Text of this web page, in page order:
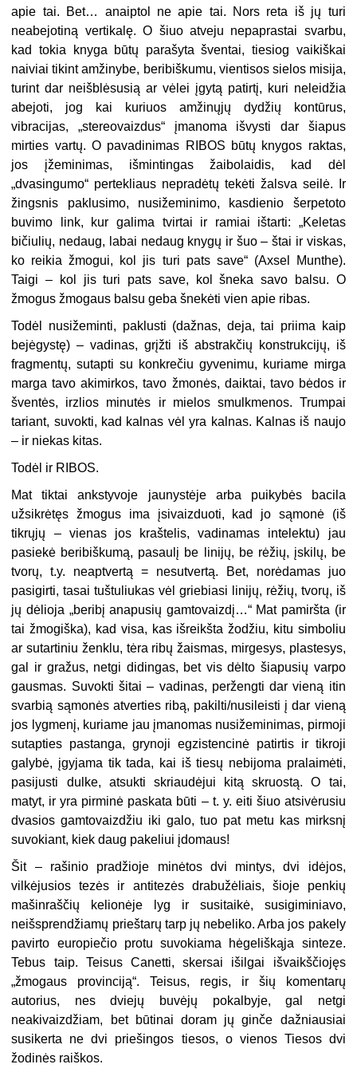
apie tai. Bet… anaiptol ne apie tai. Nors reta iš jų turi
neabejotiną vertikalę. O šiuo atveju nepaprastai svarbu,
kad tokia knyga būtų parašyta šventai, tiesiog vaikiškai
naiviai tikint amžinybe, beribiškumu, vientisos sielos misija,
turint dar neišblėsusią ar vėlei įgytą patirtį, kuri neleidžia
abejoti, jog kai kuriuos amžinųjų dydžių kontūrus,
vibracijas, „stereovaizdus“ įmanoma išvysti dar šiapus
mirties vartų. O pavadinimas RIBOS būtų knygos raktas,
jos įžeminimas, išmintingas žaibolaidis, kad dėl
„dvasingumo“ pertekliaus nepradėtų tekėti žalsva seilė. Ir
žingsnis paklusimo, nusižeminimo, kasdienio šerpetoto
buvimo link, kur galima tvirtai ir ramiai ištarti: „Keletas
bičiulių, nedaug, labai nedaug knygų ir šuo – štai ir viskas,
ko reikia žmogui, kol jis turi pats save“ (Axsel Munthe).
Taigi – kol jis turi pats save, kol šneka savo balsu. O
žmogus žmogaus balsu geba šnekėti vien apie ribas.
Todėl nusižeminti, paklusti (dažnas, deja, tai priima kaip
bejėgystę) – vadinas, grįžti iš abstrakčių konstrukcijų, iš
fragmentų, sutapti su konkrečiu gyvenimu, kuriame mirga
marga tavo akimirkos, tavo žmonės, daiktai, tavo bėdos ir
šventės, irzlios minutės ir mielos smulkmenos. Trumpai
tariant, suvokti, kad kalnas vėl yra kalnas. Kalnas iš naujo
– ir niekas kitas.
Todėl ir RIBOS.
Mat tiktai ankstyvoje jaunystėje arba puikybės bacila
užsikrėtęs žmogus ima įsivaizduoti, kad jo sąmonė (iš
tikrųjų – vienas jos kraštelis, vadinamas intelektu) jau
pasiekė beribiškumą, pasaulį be linijų, be rėžių, įskilų, be
tvorų, t.y. neaptvertą = nesutvertą. Bet, norėdamas juo
pasigirti, tasai tuštuliukas vėl griebiasi linijų, rėžių, tvorų, iš
jų dėlioja „beribį anapusių gamtovaizdį…“ Mat pamiršta (ir
tai žmogiška), kad visa, kas išreikšta žodžiu, kitu simboliu
ar sutartiniu ženklu, tėra ribų žaismas, mirgesys, plastesys,
gal ir gražus, netgi didingas, bet vis dėlto šiapusių varpo
gausmas. Suvokti šitai – vadinas, peržengti dar vieną itin
svarbią sąmonės atverties ribą, pakilti/nusileisti į dar vieną
jos lygmenį, kuriame jau įmanomas nusižeminimas, pirmoji
sutapties pastanga, grynoji egzistencinė patirtis ir tikroji
galybė, įgyjama tik tada, kai iš tiesų nebijoma pralaimėti,
pasijusti dulke, atsukti skriaudėjui kitą skruostą. O tai,
matyt, ir yra pirminė paskata būti – t. y. eiti šiuo atsivėrusiu
dvasios gamtovaizdžiu iki galo, tuo pat metu kas mirksnį
suvokiant, kiek daug pakeliui įdomaus!
Šit – rašinio pradžioje minėtos dvi mintys, dvi idėjos,
vilkėjusios tezės ir antitezės drabužėliais, šioje penkių
mašinraščių kelionėje lyg ir susitaikė, susigiminiavo,
neišsprendžiamų prieštarų tarp jų nebeliko. Arba jos pakely
pavirto europiečio protu suvokiama hėgeliškąja sinteze.
Tebus taip. Teisus Canetti, skersai išilgai išvaikščiojęs
„žmogaus provinciją“. Teisus, regis, ir šių komentarų
autorius, nes dviejų buvėjų pokalbyje, gal netgi
neakivaizdžiam, bet būtinai doram jų ginče dažniausiai
susikerta ne dvi priešingos tiesos, o vienos Tiesos dvi
žodinės raiškos.